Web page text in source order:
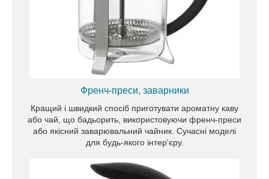
Френч-преси, заварники
Кращий і швидкий спосіб приготувати ароматну каву
або чай, що бадьорить, використовуючи френч-преси
або якісний заварювальний чайник. Сучасні моделі
для будь-якого інтер'єру.
Широкий вибір чайників ви знайдете у нашому
асортименті за максимально вигідною вартістю.
Довговічні моделі виготовлені із високоякісних
матеріалів із використанням сучасних